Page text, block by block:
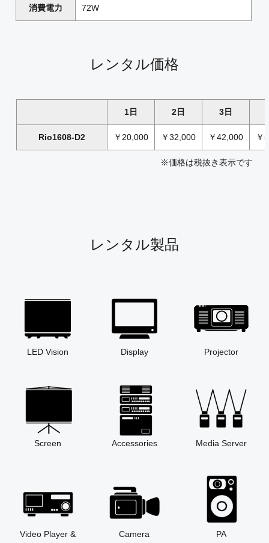
消費電力 72W
レンタル価格
1日 2日 3日
Rio1608-D2 ￥20,000 ￥32,000 ￥42,000 ￥
※価格は税抜き表示です
レンタル製品
LED Vision Display Projector
Screen Accessories Media Server
Video Player &
Camera PA